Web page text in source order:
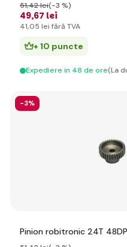
49,67 lei
51,42 lei(-3 %)
41,05 lei fără TVA
+ 10 puncte
Expediere in 48 de ore(La
-3%
Pinion robitronic 24T